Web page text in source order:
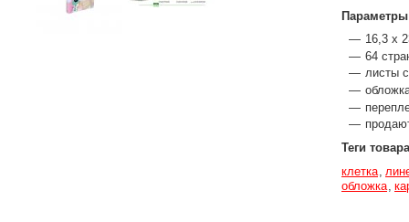
Параметры
16,3 х
64
листы
Теги товара
клетка
обложка